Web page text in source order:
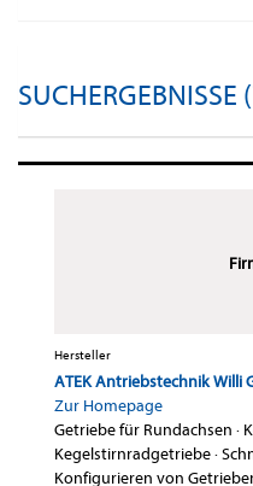
SUCHERGEBNISSE
Hersteller
ATEK Antriebstechnik Willi
Zur Homepage
Getriebe für Rundachsen ·
Kegelstirnradgetriebe·
Konfigurieren von